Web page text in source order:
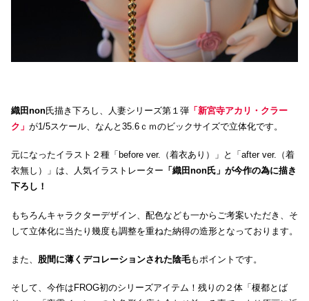
織田non氏描き下ろし、人妻シリーズ第１弾 「新宮寺アカリ・クラー
ク」 が1/5スケール、なんと35.6ｃｍのビックサイズで立体化です。
元になったイラスト２種「before ver.（着衣あり）」と「after ver.（着
衣無し）」は、人気イラストレーター 「織田non氏」が今作の為に描き
下ろし！
もちろんキャラクターデザイン、配色なども一からご考案いただき、そ
して立体化に当たり幾度も調整を重ねた納得の造形となっております。
また、 股間に薄くデコレーションされた陰毛もポイントです。
そして、今作はFROG初のシリーズアイテム！残りの２体「榎都とば